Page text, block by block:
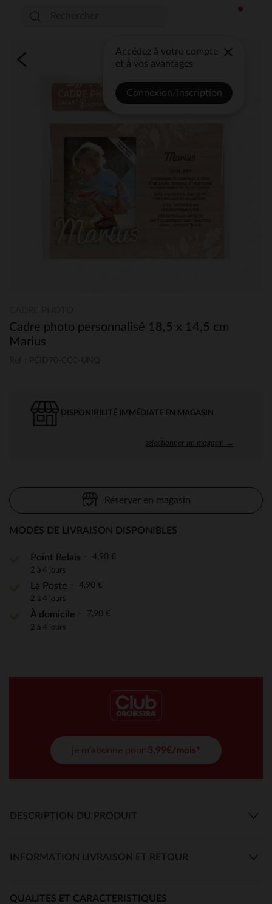
Accédez à votre compte
et à vos avantages
Connexion/Inscription
Cadre photo personnalisé 18,5 x 14,5 cm
Marius
DISPONIBILITÉ IMMÉDIATE EN MAGASIN
sélectionner un magasin →
Réserver en magasin
MODES DE LIVRAISON DISPONIBLES
Point Relais 4,90 €
2 à 4 jours
La Poste 4,90 €
2 à 4 jours
À domicile 7,90 €
2 à 4 jours
je m'abonne pour 3,99€/mois*
DESCRIPTION DU PRODUIT
INFORMATION LIVRAISON ET RETOUR
QUALITES ET CARACTERISTIQUES